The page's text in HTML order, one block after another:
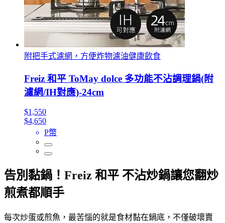
附把手式濾網，方便炸物濾油健康飲食
Freiz 和平 ToMay dolce 多功能不沾調理鍋(附
濾網/IH對應)-24cm
$1,550
$4,650
P幣
告別黏鍋！Freiz 和平 不沾炒鍋讓您翻炒
煎煮都順手
每次炒蛋或煎魚，最苦惱的就是食材黏在鍋底，不僅破壞賣